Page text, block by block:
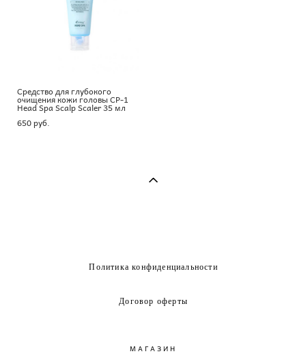
Средство для глубокого
очищения кожи головы CP-1
Head Spa Scalp Scaler 35 мл
650 pуб.
Политика конфиденциальности
Договор оферты
МАГАЗИН